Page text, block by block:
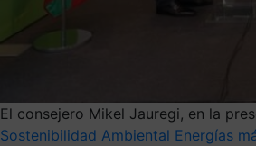
El consejero Mikel Jauregi, en la
Sostenibilidad Ambiental Energías